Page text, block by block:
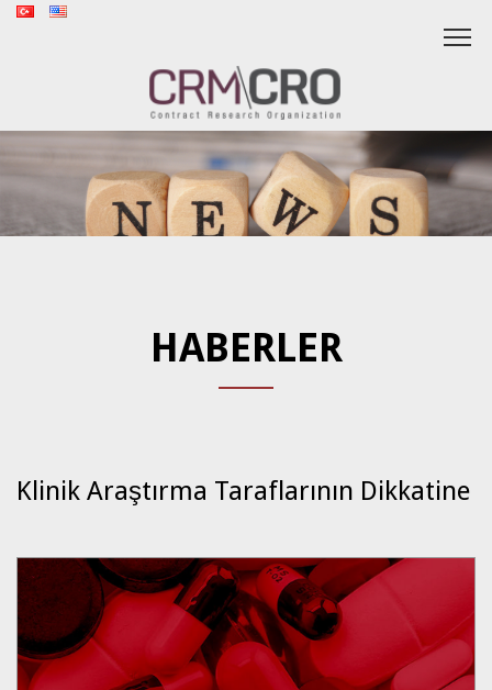
HABERLER
Klinik Araştırma Taraflarının Dikkatine